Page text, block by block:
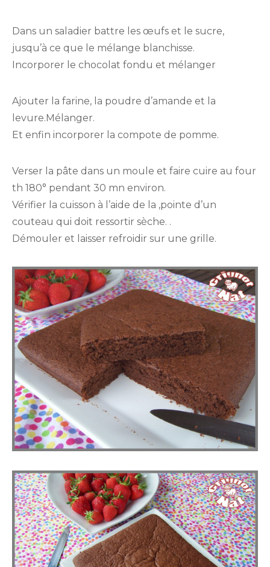
Dans un saladier battre les œufs et le sucre,
jusqu’à ce que le mélange blanchisse.
Incorporer le chocolat fondu et mélanger
Ajouter la farine, la poudre d’amande et la
levure.Mélanger.
Et enfin incorporer la compote de pomme.
Verser la pâte dans un moule et faire cuire au four
th 180° pendant 30 mn environ.
Vérifier la cuisson à l’aide de la ,pointe d’un
couteau qui doit ressortir sèche. .
Démouler et laisser refroidir sur une grille.